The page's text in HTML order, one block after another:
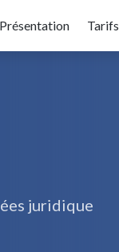
Présentation Tarifs
juridique